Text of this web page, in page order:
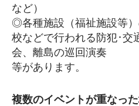
など）
◎各種施設（福祉施設等
校などで行われる防犯･交
会、離島の巡回演奏
等があります。
複数のイベントが重なっ